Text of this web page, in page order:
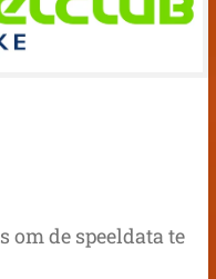
om de speeldata te